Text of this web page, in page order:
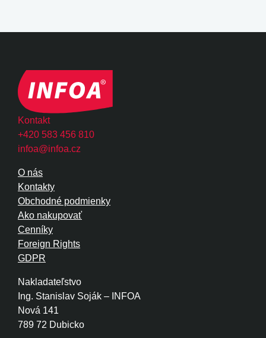
Kontakt
+420 583 456 810
infoa@infoa.cz
Nakladateľstvo
Ing. Stanislav Soják – INFOA
Nová 141
789 72 Dubicko
O nás
Kontakty
Obchodné podmienky
Ako nakupovať
Cenníky
Foreign Rights
GDPR